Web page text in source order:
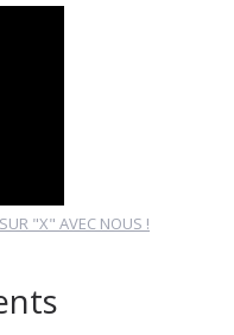
"X" AVEC NOUS !